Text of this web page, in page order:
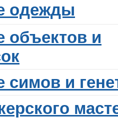
одежды
объектов и
симов и